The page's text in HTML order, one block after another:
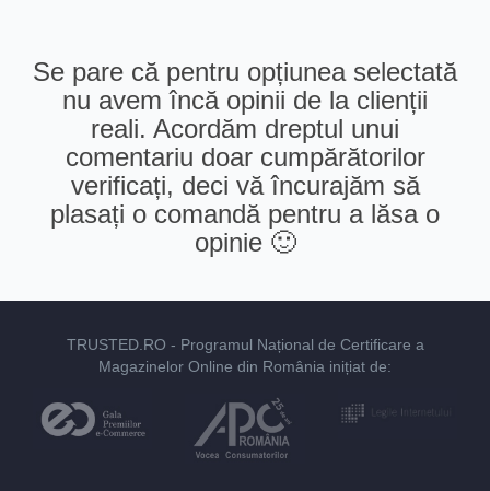
Se pare că pentru opțiunea selectată
nu avem încă opinii de la clienții
reali. Acordăm dreptul unui
comentariu doar cumpărătorilor
verificați, deci vă încurajăm să
plasați o comandă pentru a lăsa o
opinie 🙂
TRUSTED.RO - Programul Național de Certificare a
Magazinelor Online din România inițiat de: